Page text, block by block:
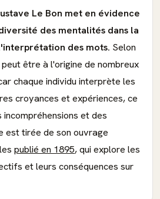
Le Bon met en évidence
des mentalités dans la
des mots. Selon
être à l'origine de nombreux
chaque individu interprète les
croyances et expériences, ce
et des
est tirée de son ouvrage
publié en 1895, qui explore les
et leurs conséquences sur